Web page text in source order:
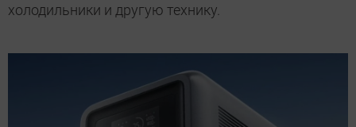
холодильники и другую технику.